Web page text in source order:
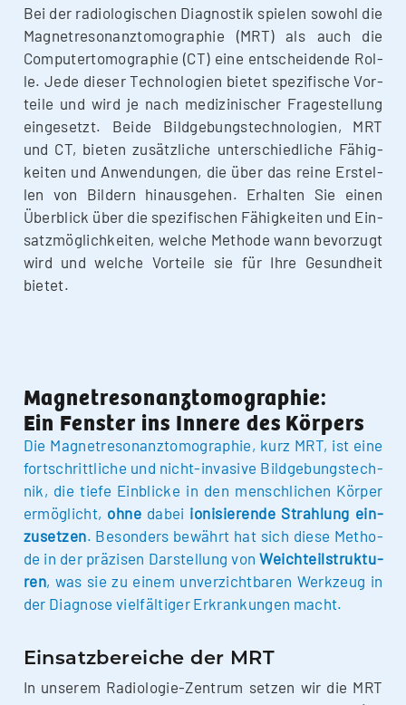
Bei der radio­lo­gi­schen Dia­gnos­tik spie­len sowohl die
Magnet­re­so­nanz­to­mo­gra­phie (MRT) als auch die
Com­pu­ter­to­mo­gra­phie (CT) eine ent­schei­den­de Rol­
le. Jede die­ser Tech­no­lo­gien bie­tet spe­zi­fi­sche Vor­
tei­le und wird je nach medi­zi­ni­scher Fra­ge­stel­lung
ein­ge­setzt. Bei­de Bild­ge­bungs­tech­no­lo­gien, MRT
und CT, bie­ten zusätz­li­che unter­schied­li­che Fähig­
kei­ten und Anwen­dun­gen, die über das rei­ne Erstel­
len von Bil­dern hin­aus­ge­hen. Erhal­ten Sie einen
Über­blick über die spe­zi­fi­schen Fähig­kei­ten und Ein­
satz­mög­lich­kei­ten, wel­che Metho­de wann bevor­zugt
wird und wel­che Vor­tei­le sie für Ihre Gesund­heit
bietet.
Magnetresonanztomographie:
Ein Fenster ins Innere des Körpers
Die Magnet­re­so­nanz­to­mo­gra­phie, kurz MRT, ist eine
fort­schritt­li­che und nicht-inva­­si­­ve Bild­ge­bungs­tech­
nik, die tie­fe Ein­bli­cke in den mensch­li­chen Kör­per
ermög­licht, ohne dabei ioni­sie­ren­de Strah­lung ein­
zu­set­zen. Beson­ders bewährt hat sich die­se Metho­
de in der prä­zi­sen Dar­stel­lung vonWeich­teil­struk­tu­
ren, was sie zu einem unver­zicht­ba­ren Werk­zeug in
der Dia­gno­se viel­fäl­ti­ger Erkran­kun­gen macht.
Einsatzbereiche der MRT
In unse­rem Radio­­lo­­gie-Zen­­trum set­zen wir die MRT